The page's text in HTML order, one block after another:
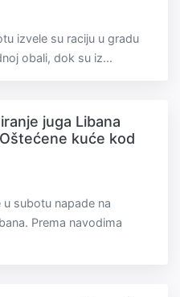
izvele su raciju u gradu
obali, dok su iz...
juga Libana
kuće kod
subotu napade na
Prema navodima